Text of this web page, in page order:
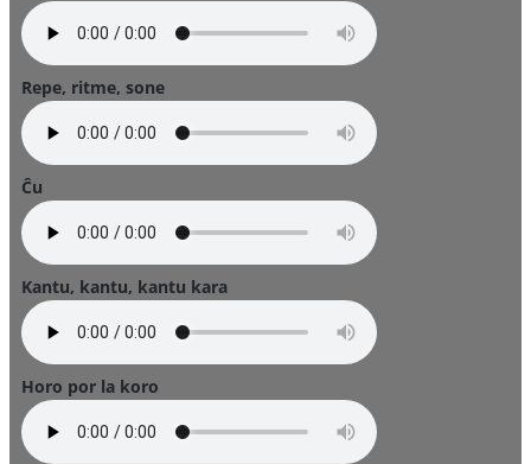
Repe, ritme, sone
Ĉu
Kantu, kantu, kantu kara
Horo por la koro